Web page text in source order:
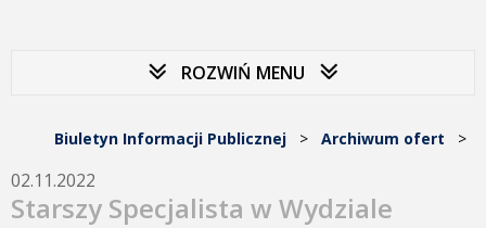
ROZWIŃ MENU
Biuletyn Informacji Publicznej > Archiwum ofert >
02.11.2022
Starszy Specjalista w Wydziale